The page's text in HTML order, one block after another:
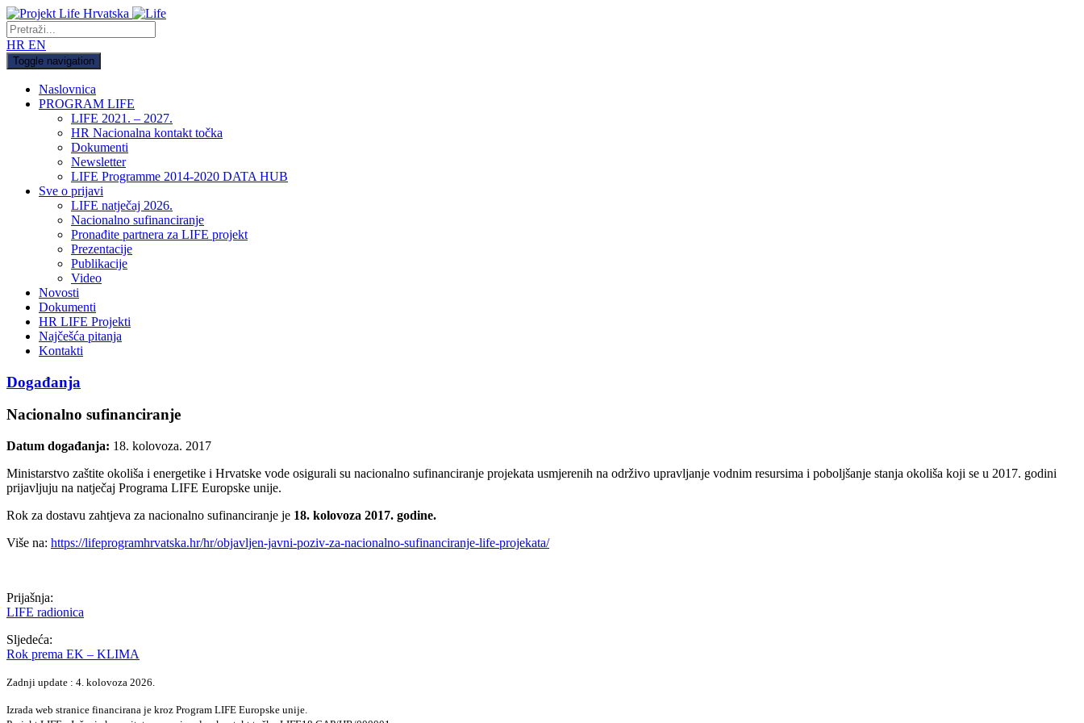
HR EN
Toggle navigation
Naslovnica
PROGRAM LIFE
LIFE 2021. – 2027.
HR Nacionalna kontakt točka
Dokumenti
Newsletter
LIFE Programme 2014-2020 DATA HUB
Sve o prijavi
LIFE natječaj 2026.
Nacionalno sufinanciranje
Pronađite partnera za LIFE projekt
Prezentacije
Publikacije
Video
Novosti
Dokumenti
HR LIFE Projekti
Najčešća pitanja
Kontakti
Događanja
Nacionalno sufinanciranje
Datum događanja: 18. kolovoza. 2017
Ministarstvo zaštite okoliša i energetike i Hrvatske vode osigurali su nacionalno sufinanciranje projekata usmjerenih na održivo upravljanje vodnim resursima i poboljšanje stanja okoliša koji se u 2017. godini
prijavljuju na natječaj Programa LIFE Europske unije.
Rok za dostavu zahtjeva za nacionalno sufinanciranje je 18. kolovoza 2017. godine.
Više na: https://lifeprogramhrvatska.hr/hr/objavljen-javni-poziv-za-nacionalno-sufinanciranje-life-projekata/
Prijašnja:
LIFE radionica
Sljedeća:
Rok prema EK – KLIMA
Zadnji update : 4. kolovoza 2026.
Izrada web stranice financirana je kroz Program LIFE Europske unije.